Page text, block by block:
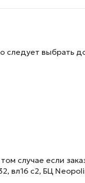
выбрать
случае если
вл16 с2, БЦ